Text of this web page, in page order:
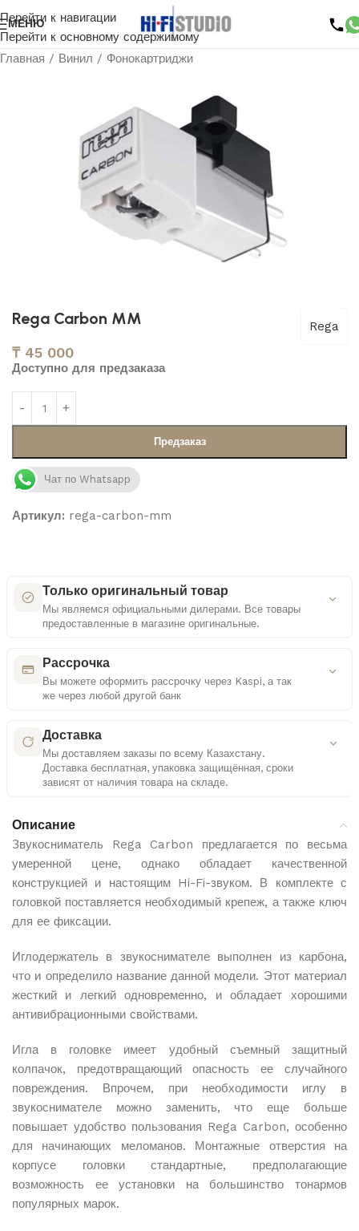
Перейти к навигации
Перейти к основному содержимому
МЕНЮ
Главная / Винил / Фонокартриджи
Rega Carbon MM Rega
₸45 000
Доступно для предзаказа
Предзаказ
Чат по Whatsapp
Артикул: rega-carbon-mm
Только оригинальный товар
Мы являемся официальными дилерами. Все товары
предоставленные в магазине оригинальные.
Многоступенчатая проверка
Контроль документов и комплектации каждого
товара
Рассрочка
Вы можете оформить рассрочку через Kaspi, а так
же через любой другой банк
Выбор способа оплаты
Прозрачные условия
Все параметры видны до подтверждения
Доставка
Мы доставляем заказы по всему Казахстану.
Доставка бесплатная, упаковка защищённая, сроки
зависят от наличия товара на складе.
Бесплатная доставка
Доставка по всему Казахстану абсолютно бесплатно
для всех заказов
Защищенная упаковка
для сохранности при транспортировке
Сроки доставки
Доставка от 1 до 5 рабочих дней в зависимости от
наличия товара на складе
Отслеживание заказа
Вы можете отслеживать статус вашего заказа в
личном кабинете
можете узнать на странице
Описание
Звукосниматель Rega Carbon предлагается по весьма
умеренной цене, однако обладает качественной
конструкцией и настоящим Hi-Fi-звуком. В комплекте с
головкой поставляется необходимый крепеж, а также ключ
для ее фиксации.
Иглодержатель в звукоснимателе выполнен из карбона,
что и определило название данной модели. Этот материал
жесткий и легкий одновременно, и обладает хорошими
антивибрационными свойствами.
Игла в головке имеет удобный съемный защитный
колпачок, предотвращающий опасность ее случайного
повреждения. Впрочем, при необходимости иглу в
звукоснимателе можно заменить, что еще больше
повышает удобство пользования Rega Carbon, особенно
для начинающих меломанов. Монтажные отверстия на
корпусе головки стандартные, предполагающие
возможность ее установки на большинство тонармов
популярных марок.